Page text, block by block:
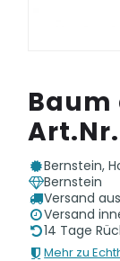
Baum
Bernstein,
Bernstein
Versand
Versand
14 Tage
Mehr zu